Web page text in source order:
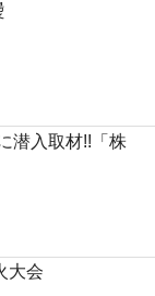
潜入取材!!「株
大会